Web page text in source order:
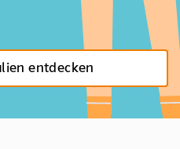
entdecken